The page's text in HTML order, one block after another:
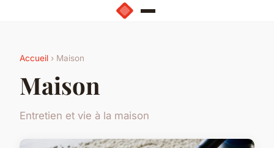
Accueil › Maison
Maison
Entretien et vie à la maison